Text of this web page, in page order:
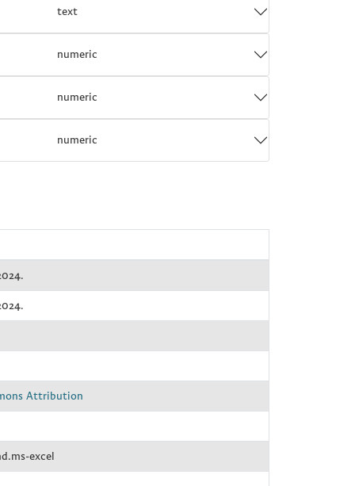
text
numeric
numeric
numeric
Attribution
excel